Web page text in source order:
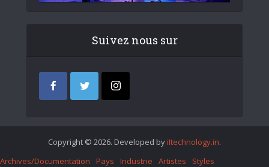
Suivez nous sur
Copyright © 2026. Developed by iItechnology.in.
Archives/Documentation
Pays Industrie Artistes Styles